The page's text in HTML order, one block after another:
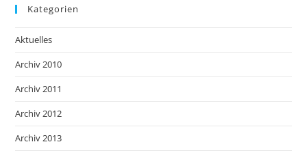
Kategorien
Aktuelles
Archiv 2010
Archiv 2011
Archiv 2012
Archiv 2013